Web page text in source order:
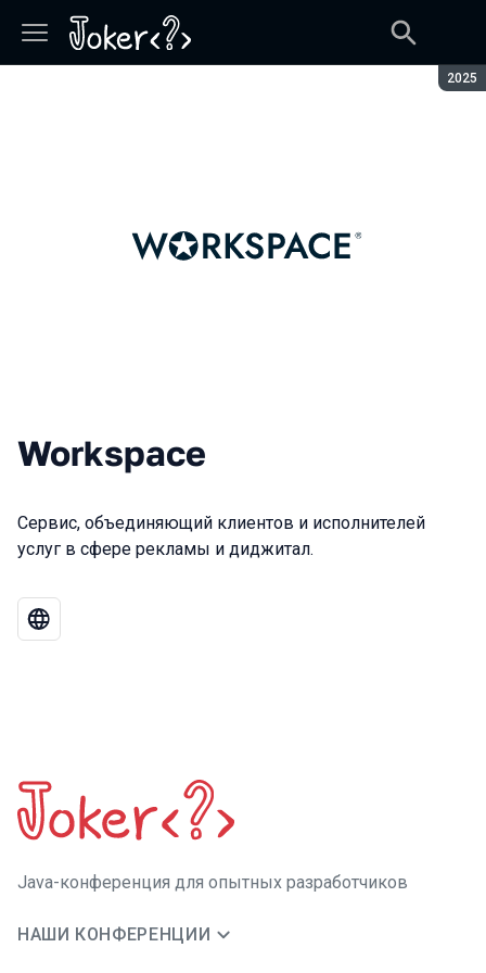
2025
Workspace
Cервис, объединяющий клиентов и исполнителей
услуг в сфере рекламы и диджитал.
Java-конференция для опытных разработчиков
НАШИ КОНФЕРЕНЦИИ